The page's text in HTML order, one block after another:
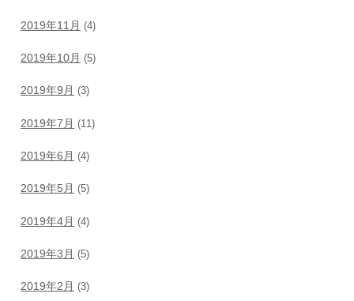
2019年11月 (4)
2019年10月 (5)
2019年9月 (3)
2019年7月 (11)
2019年6月 (4)
2019年5月 (5)
2019年4月 (4)
2019年3月 (5)
2019年2月 (3)